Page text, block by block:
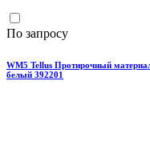
По запросу
WM5 Tellus Протирочный
белый 392201